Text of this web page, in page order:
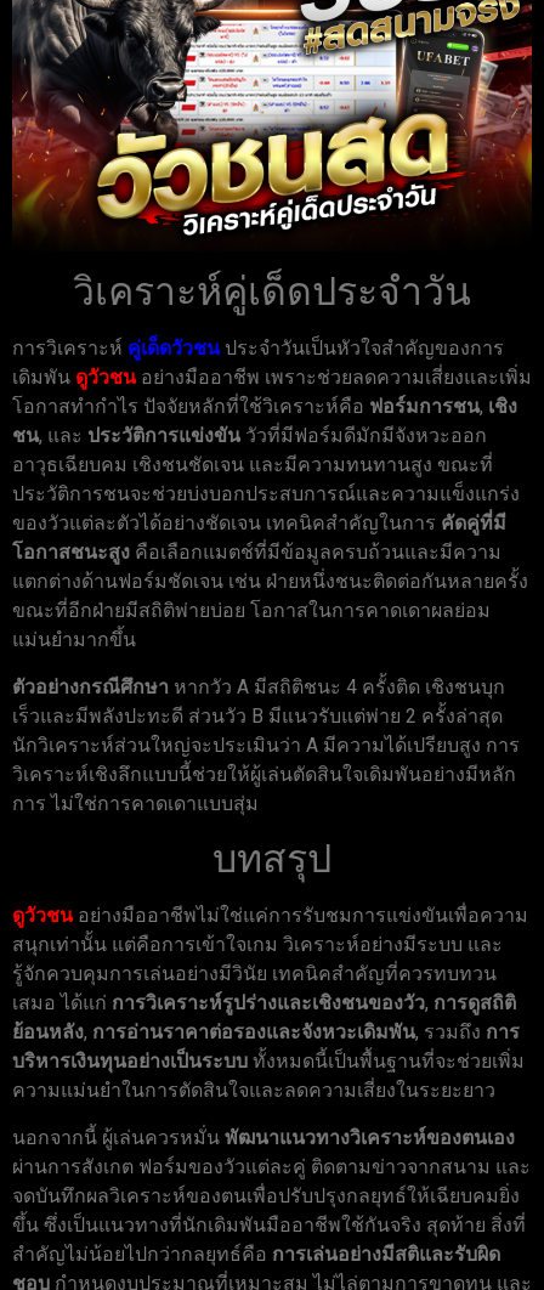
วิเคราะห์คู่เด็ดประจำวัน
การวิเคราะห์ คู่เด็ดวัวชนประจำวันเป็นหัวใจสำคัญของการ
เดิมพัน ดูวัวชนอย่างมืออาชีพ เพราะช่วยลดความเสี่ยงและเพิ่ม
โอกาสทำกำไร ปัจจัยหลักที่ใช้วิเคราะห์คือ ฟอร์มการชน, เชิง
ชน, และ ประวัติการแข่งขัน วัวที่มีฟอร์มดีมักมีจังหวะออก
อาวุธเฉียบคม เชิงชนชัดเจน และมีความทนทานสูง ขณะที่
ประวัติการชนจะช่วยบ่งบอกประสบการณ์และความแข็งแกร่ง
ของวัวแต่ละตัวได้อย่างชัดเจน เทคนิคสำคัญในการ คัดคู่ที่มี
โอกาสชนะสูง คือเลือกแมตช์ที่มีข้อมูลครบถ้วนและมีความ
แตกต่างด้านฟอร์มชัดเจน เช่น ฝ่ายหนึ่งชนะติดต่อกันหลายครั้ง
ขณะที่อีกฝ่ายมีสถิติพ่ายบ่อย โอกาสในการคาดเดาผลย่อม
แม่นยำมากขึ้น
ตัวอย่างกรณีศึกษา หากวัว A มีสถิติชนะ 4 ครั้งติด เชิงชนบุก
เร็วและมีพลังปะทะดี ส่วนวัว B มีแนวรับแต่พ่าย 2 ครั้งล่าสุด
นักวิเคราะห์ส่วนใหญ่จะประเมินว่า A มีความได้เปรียบสูง การ
วิเคราะห์เชิงลึกแบบนี้ช่วยให้ผู้เล่นตัดสินใจเดิมพันอย่างมีหลัก
การ ไม่ใช่การคาดเดาแบบสุ่ม
บทสรุป
ดูวัวชน อย่างมืออาชีพไม่ใช่แค่การรับชมการแข่งขันเพื่อความ
สนุกเท่านั้น แต่คือการเข้าใจเกม วิเคราะห์อย่างมีระบบ และ
รู้จักควบคุมการเล่นอย่างมีวินัย เทคนิคสำคัญที่ควรทบทวน
เสมอ ได้แก่ การวิเคราะห์รูปร่างและเชิงชนของวัว, การดูสถิติ
ย้อนหลัง, การอ่านราคาต่อรองและจังหวะเดิมพัน, รวมถึง การ
บริหารเงินทุนอย่างเป็นระบบ ทั้งหมดนี้เป็นพื้นฐานที่จะช่วยเพิ่ม
ความแม่นยำในการตัดสินใจและลดความเสี่ยงในระยะยาว
นอกจากนี้ ผู้เล่นควรหมั่น พัฒนาแนวทางวิเคราะห์ของตนเอง
ผ่านการสังเกต ฟอร์มของวัวแต่ละคู่ ติดตามข่าวจากสนาม และ
จดบันทึกผลวิเคราะห์ของตนเพื่อปรับปรุงกลยุทธ์ให้เฉียบคมยิ่ง
ขึ้น ซึ่งเป็นแนวทางที่นักเดิมพันมืออาชีพใช้กันจริง สุดท้าย สิ่งที่
สำคัญไม่น้อยไปกว่ากลยุทธ์คือ การเล่นอย่างมีสติและรับผิด
ชอบ กำหนดงบประมาณที่เหมาะสม ไม่ไล่ตามการขาดทุน และ